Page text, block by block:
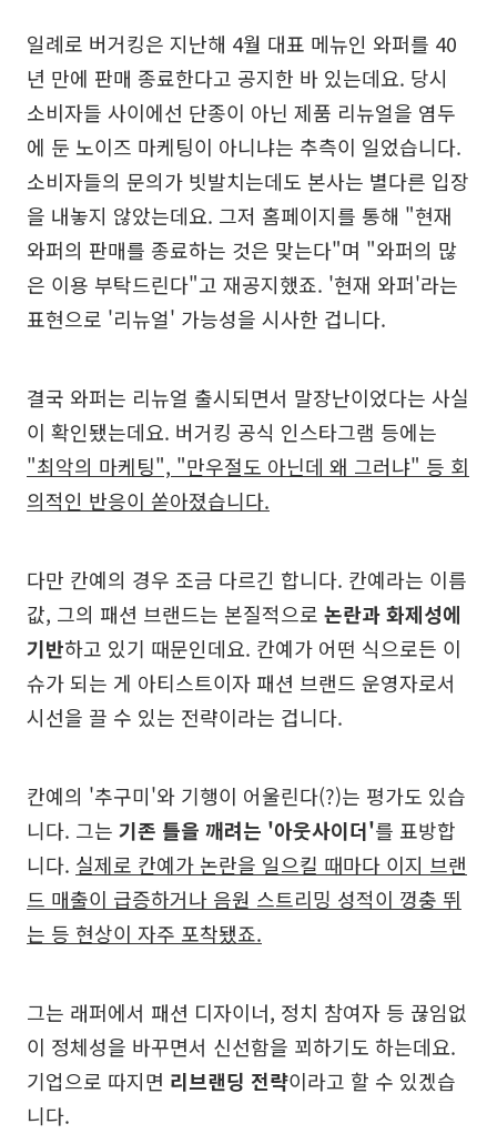
일례로 버거킹은 지난해 4월 대표 메뉴인 와퍼를 40
년 만에 판매 종료한다고 공지한 바 있는데요. 당시
소비자들 사이에선 단종이 아닌 제품 리뉴얼을 염두
에 둔 노이즈 마케팅이 아니냐는 추측이 일었습니다.
소비자들의 문의가 빗발치는데도 본사는 별다른 입장
을 내놓지 않았는데요. 그저 홈페이지를 통해 "현재
와퍼의 판매를 종료하는 것은 맞는다"며 "와퍼의 많
은 이용 부탁드린다"고 재공지했죠. '현재 와퍼'라는
표현으로 '리뉴얼' 가능성을 시사한 겁니다.
결국 와퍼는 리뉴얼 출시되면서 말장난이었다는 사실
이 확인됐는데요. 버거킹 공식 인스타그램 등에는
"최악의 마케팅", "만우절도 아닌데 왜 그러냐" 등 회
의적인 반응이 쏟아졌습니다.
다만 칸예의 경우 조금 다르긴 합니다. 칸예라는 이름
값, 그의 패션 브랜드는 본질적으로 논란과 화제성에
기반하고 있기 때문인데요. 칸예가 어떤 식으로든 이
슈가 되는 게 아티스트이자 패션 브랜드 운영자로서
시선을 끌 수 있는 전략이라는 겁니다.
칸예의 '추구미'와 기행이 어울린다(?)는 평가도 있습
니다. 그는 기존 틀을 깨려는 '아웃사이더'를 표방합
니다. 실제로 칸예가 논란을 일으킬 때마다 이지 브랜
드 매출이 급증하거나 음원 스트리밍 성적이 껑충 뛰
는 등 현상이 자주 포착됐죠.
그는 래퍼에서 패션 디자이너, 정치 참여자 등 끊임없
이 정체성을 바꾸면서 신선함을 꾀하기도 하는데요.
기업으로 따지면 리브랜딩 전략이라고 할 수 있겠습
니다.